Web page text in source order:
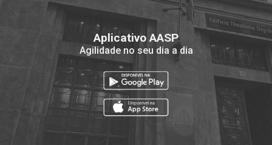
Aplicativo AASP
Agilidade no seu dia a dia